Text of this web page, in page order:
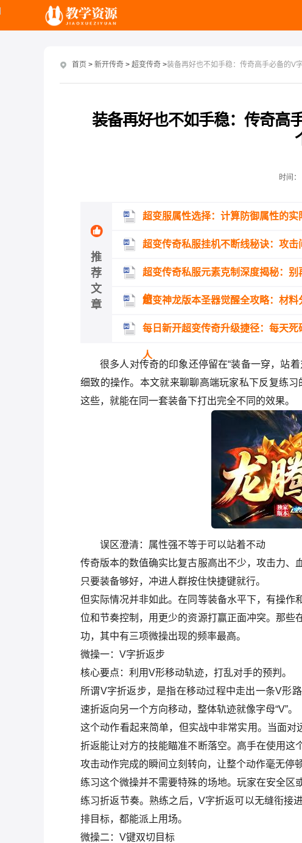
首页 > 新开传奇 > 超变传奇 >装备再好也不如手稳：传奇高手必备的V
装备再好也不如手稳：传奇高
时间：
推
荐
文
章
超变服属性选择：计算防御属性的实
超变传奇私服挂机不断线秘诀：攻
超变传奇私服元素克制深度揭秘：
倍
超变神龙版本圣器觉醒全攻略：材
每日新开超变传奇升级捷径：每天
人
很多人对传奇的印象还停留在“装备一穿，站
细致的操作。本文就来聊聊高端玩家私下反复练
这些，就能在同一套装备下打出完全不同的效果。
误区澄清：属性强不等于可以站着不动
传奇版本的数值确实比复古服高出不少，攻击力、
只要装备够好，冲进人群按住快捷键就行。
但实际情况并非如此。在同等装备水平下，有操作
位和节奏控制，用更少的资源打赢正面冲突。那
功，其中有三项微操出现的频率最高。
微操一：V字折返步
核心要点：利用V形移动轨迹，打乱对手的预判。
所谓V字折返步，是指在移动过程中走出一条V形
速折返向另一个方向移动，整体轨迹就像字母“V”。
这个动作看起来简单，但实战中非常实用。当面
折返能让对方的技能瞄准不断落空。高手在使用
攻击动作完成的瞬间立刻转向，让整个动作毫无停顿
练习这个微操并不需要特殊的场地。玩家在安全区
练习折返节奏。熟练之后，V字折返可以无缝衔接
排目标，都能派上用场。
微操二：V键双切目标